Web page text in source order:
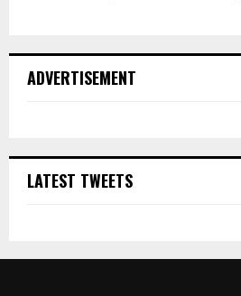
ADVERTISEMENT
LATEST TWEETS